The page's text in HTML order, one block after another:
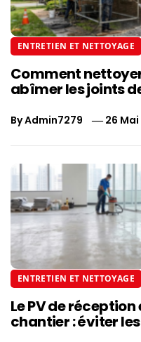
ENTRETIEN ET NETTOYAGE
Comment
abîmer les joints
ByAdmin7279 26
ENTRETIEN ET NETTOYAGE
Le PV de
chantier : éviter